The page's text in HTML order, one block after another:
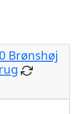
Brønshøj